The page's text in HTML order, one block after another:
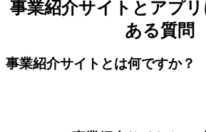
事業紹介サイトとアプリ
ある質問
事業紹介サイトとは何ですか？